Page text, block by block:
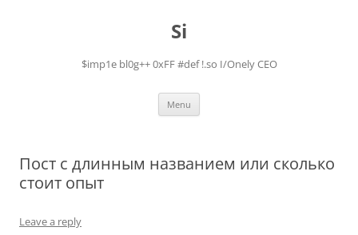
Si
$imp1e bl0g++ 0xFF #def !.so I/Onely CEO
Menu
Пост с длинным названием или сколько
стоит опыт
Leave a reply